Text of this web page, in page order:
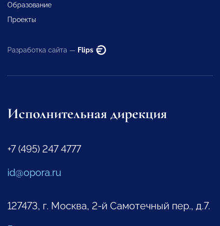
Образование
Проекты
Разработка сайта — Flips
Исполнительная дирекция
+7 (495) 247 4777
id@opora.ru
127473, г. Москва, 2-й Самотечный пер., д.7.